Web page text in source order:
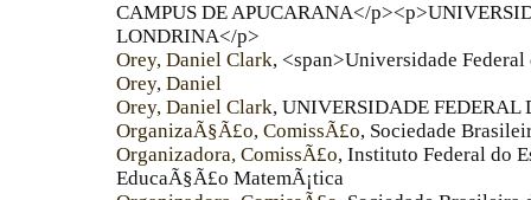
CAMPUS DE APUCARANA</
LONDRINA</p>
Orey, Daniel Clark, <span>Universidade
Orey, Daniel
Orey, Daniel Clark, UNIVERSIDADE FEDERAL
OrganizaÃ§Ã£o, ComissÃ£o, Sociedade
Organizadora, ComissÃ£o, Instituto Federal do
EducaÃ§Ã£o MatemÃ¡tica